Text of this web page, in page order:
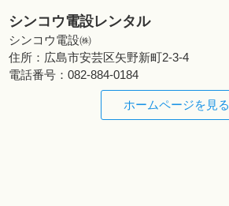
シンコウ電設レンタル
シンコウ電設㈱
住所： 広島市安芸区矢野新町2-3-4
電話番号：082-884-0184
ホームページを見る